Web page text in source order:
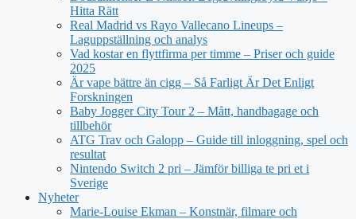
Hitta Rätt
Real Madrid vs Rayo Vallecano Lineups –
Laguppställning och analys
Vad kostar en flyttfirma per timme – Priser och guide
2025
Är vape bättre än cigg – Så Farligt Är Det Enligt
Forskningen
Baby Jogger City Tour 2 – Mått, handbagage och
tillbehör
ATG Trav och Galopp – Guide till inloggning, spel och
resultat
Nintendo Switch 2 pri – Jämför billiga te pri et i
Sverige
Nyheter
Marie-Louise Ekman – Konstnär, filmare och